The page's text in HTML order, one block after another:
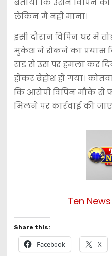
बताया कि उसने विपिन
लेकिन मैं नहीं माना।
इसी दौरान विपिन घर में
मुकेश ने रोकने का प्रयास
राड से उस पर हमला कर
होकर बेहोश हो गया।
कि आरोपी विपिन मौके से
मिलने पर कार्रवाई की
Ten
Share this:
Facebook X